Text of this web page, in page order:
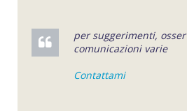
per suggerimenti,
comunicazioni varie
Contattami